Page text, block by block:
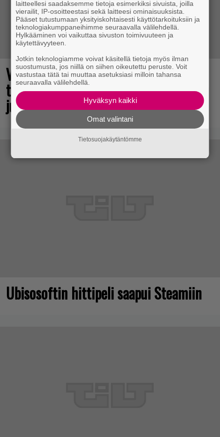
Vuonna 2018 nähdyn
toimintaroolipelin jatko-osa sai
julkaisupäivänsä
Ubisosoftin hittipeli saapui Steamiin
laitteellesi saadaksemme tietoja esimerkiksi sivuista, joilla
vierailit, IP-osoitteestasi sekä laitteesi ominaisuuksista.
Pääset tutustumaan yksityiskohtaisesti käyttötarkoituksiin ja
teknologiakumppaneihimme seuraavalla välilehdellä.
Hylkääminen voi vaikuttaa sivuston toimivuuteen ja
käytettävyyteen.
Jotkin teknologiamme voivat käsitellä tietoja myös ilman
suostumusta, jos niillä on siihen oikeutettu peruste. Voit
vastustaa tätä tai muuttaa asetuksiasi milloin tahansa
seuraavalla välilehdellä.
Hyväksyn kaikki
Omat valintani
Tietosuojakäytäntömme